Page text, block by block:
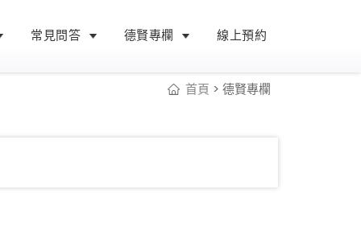
常見問答 德賢專欄 線上預約
首頁 > 德賢專欄